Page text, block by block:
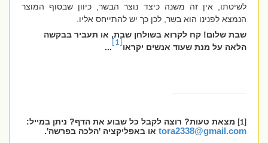
לשיטתו, אין זה משנה כיצד נוצר הבשר, כיוון שבסוף המוצר
הנמצא לפנינו הוא בשר, לכן כך יש להתייחס אליו.
שבת שלום! קח לקרוא בשולחן שבת, או תעביר בבקשה
הלאה על מנת שעוד אנשים יקראו
...
מצאת טעות? רוצה לקבל כל שבוע את הדף? ניתן במייל:
tora2338@gmail.com או באפליקציה 'הלכה בפרשה'.